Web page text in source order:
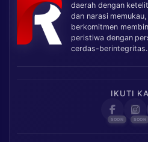
daerah dengan
dan narasi
berkomitmen
peristiwa dengan
cerdas-berintegritas.
IKUTI